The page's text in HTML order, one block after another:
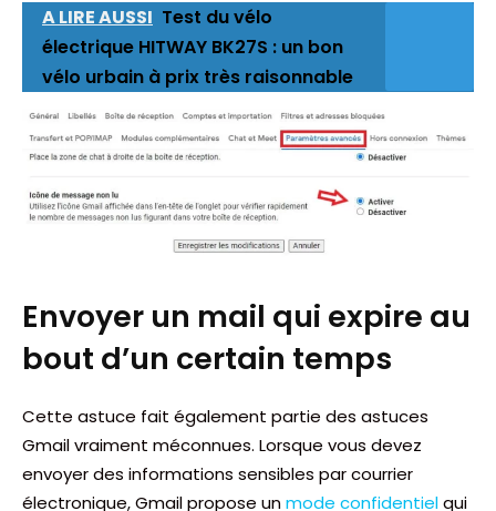
A LIRE AUSSI Test du vélo
électrique HITWAY BK27S : un bon
vélo urbain à prix très raisonnable
Envoyer un mail qui expire au
bout d’un certain temps
Cette astuce fait également partie des astuces
Gmail vraiment méconnues. Lorsque vous devez
envoyer des informations sensibles par courrier
électronique, Gmail propose unmode confidentielqui